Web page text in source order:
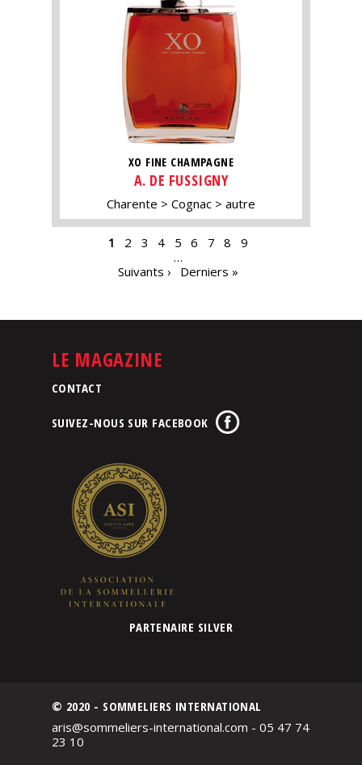
XO FINE CHAMPAGNE
A. DE FUSSIGNY
Charente Cognac autre
1 2 3 4 5 6 7 8
9
…
Suivants ›
Derniers »
LE MAGAZINE
CONTACT
SUIVEZ-NOUS SUR FACEBOOK
PARTENAIRE SILVER
© 2020 - SOMMELIERS INTERNATIONAL
aris@sommeliers-international.com - 05 47 74
23 10